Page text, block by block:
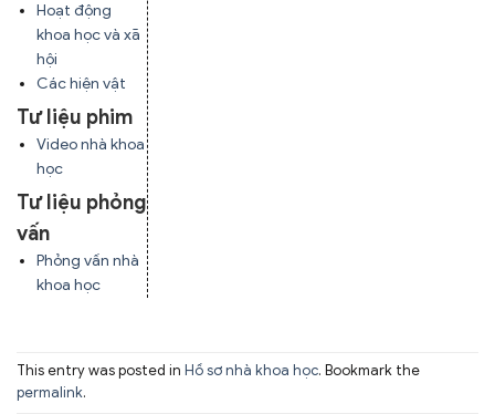
Hoạt động
khoa học và xã
hội
Các hiện vật
Tư liệu phim
Video nhà khoa
học
Tư liệu phỏng
vấn
Phỏng vấn nhà
khoa học
This entry was posted in Hồ sơ nhà khoa học. Bookmark the
permalink.